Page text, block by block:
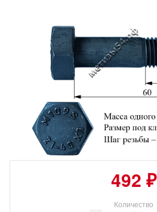
492 ₽
Количество